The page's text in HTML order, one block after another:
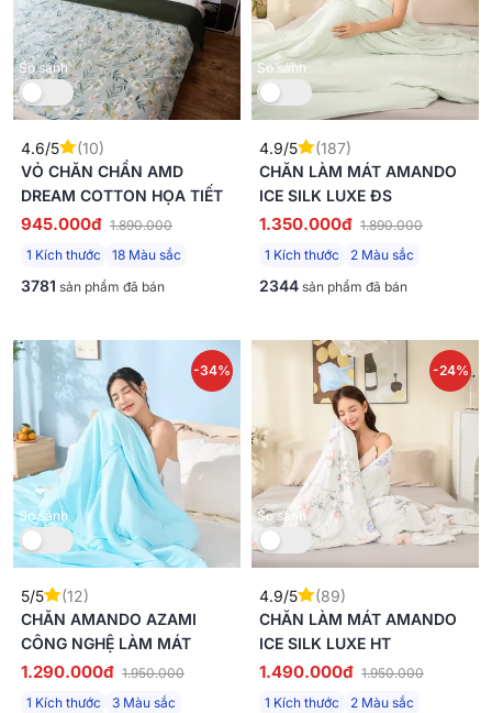
So sánh
4.6/5
(10)
VỎ CHĂN CHẦN AMD
DREAM COTTON HỌA TIẾT
945.000đ 1.890.000
1 Kích thước
18 Màu sắc
3781 sản phẩm đã bán
So sánh
Mới
4.9/5
(187)
CHĂN LÀM MÁT AMANDO
ICE SILK LUXE ĐS
1.350.000đ 1.890.000
1 Kích thước
2 Màu sắc
2344 sản phẩm đã bán
So sánh
-34%
5/5
(12)
CHĂN AMANDO AZAMI
CÔNG NGHỆ LÀM MÁT
1.290.000đ 1.950.000
1 Kích thước
3 Màu sắc
So sánh
-24%
Mới
4.9/5
(89)
CHĂN LÀM MÁT AMANDO
ICE SILK LUXE HT
1.490.000đ 1.950.000
1 Kích thước
2 Màu sắc